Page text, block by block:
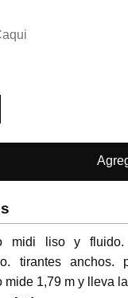
midi liso y
tirantes
mide 1,79 m y lleva